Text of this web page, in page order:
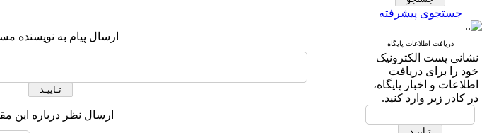
جستجوی پیشرفته
دریافت اطلاعات پایگاه
نشانی پست الکترونیک
خود را برای دریافت
اطلاعات و اخبار پایگاه،
در کادر زیر وارد کنید.
ارسال پیام به نویسنده
ارسال نظر درباره این